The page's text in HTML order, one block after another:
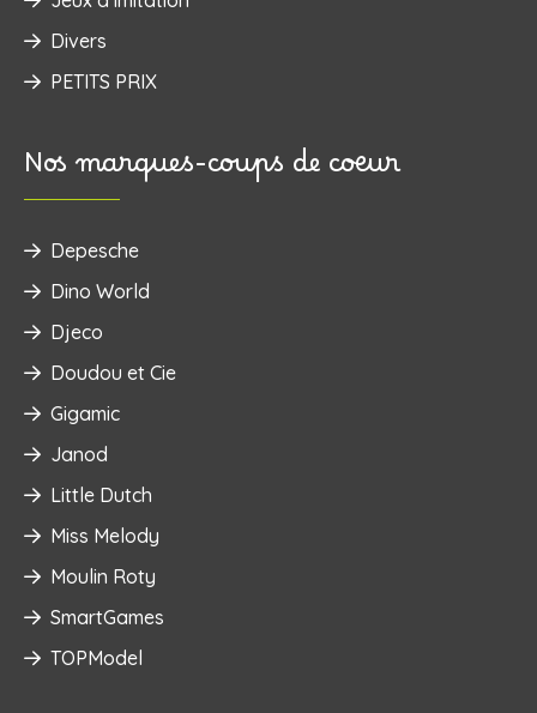
Divers
PETITS PRIX
Nos marques-coups de coeur
Depesche
Dino World
Djeco
Doudou et Cie
Gigamic
Janod
Little Dutch
Miss Melody
Moulin Roty
SmartGames
TOPModel